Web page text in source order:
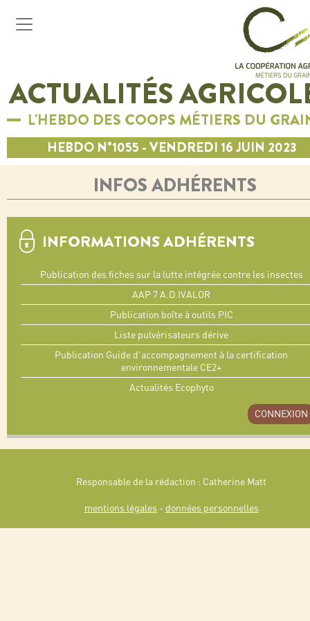
ACTUALITÉS
L'HEBDO DES COOPS MÉTIERS DU
HEBDO N°1055 - VENDREDI 16 JUIN 2023
INFOS ADHÉRENTS
INFORMATIONS ADHÉRENTS
Publication des fiches sur la lutte intégrée contre les insectes
AAP 7 A.D.IVALOR
Publication boîte à outils PIC
Liste pulvérisateurs dérive
Publication Guide d'accompagnement à la certification
environnementale CE2+
Actualités Ecophyto
CONNEXION
Responsable de la rédaction : Catherine Matt
mentions légales - données personnelles